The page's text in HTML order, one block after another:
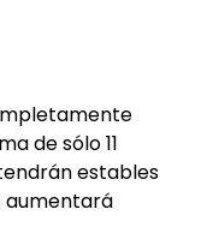
de sólo 11
estables
aumentará